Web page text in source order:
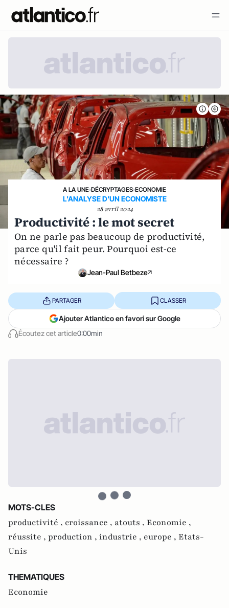
A LA UNE›DÉCRYPTAGES›ECONOMIE
L'ANALYSE D'UN ECONOMISTE
28 avril 2024
Productivité : le mot secret
On ne parle pas beaucoup de productivité,
parce qu'il fait peur. Pourquoi est-ce
nécessaire ?
Jean-Paul Betbeze
Écoutez cet article0:00min
PARTAGER CLASSER
Ajouter Atlantico en favori sur Google
MOTS-CLES
productivité , croissance , atouts , Economie ,
réussite , production , industrie , europe , Etats-
Unis
THEMATIQUES
Economie